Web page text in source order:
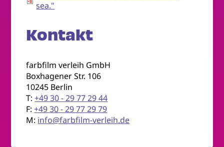
sea."
Kontakt
farbfilm verleih GmbH
Boxhagener Str. 106
10245 Berlin
T:+49 30 - 29 77 29 44
F:+49 30 - 29 77 29 79
M: info@farbfilm-verleih.de